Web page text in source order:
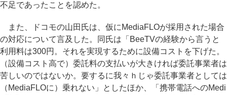
不足であったことを認めた。
また、ドコモの山田氏は、仮にMediaFLOが採用された場合
の対応について言及した。同氏は「BeeTVの経験から言うと
利用料は300円。それを実現するために設備コストを下げた。
（設備コスト高で）委託料の支払いが大きければ委託事業者は
苦しいのではないか。要するに我々ｈじゃ委託事業者としては
（MediaFLOに）乗れない」としたほか、「携帯電話へのMedi